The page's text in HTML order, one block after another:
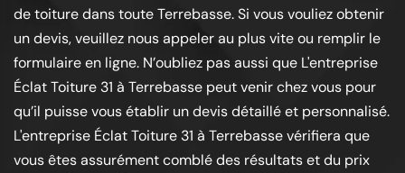
de toiture dans toute Terrebasse. Si vous vouliez obtenir
un devis, veuillez nous appeler au plus vite ou remplir le
formulaire en ligne. N’oubliez pas aussi que L'entreprise
Éclat Toiture 31 à Terrebasse peut venir chez vous pour
qu’il puisse vous établir un devis détaillé et personnalisé.
L'entreprise Éclat Toiture 31 à Terrebasse vérifiera que
vous êtes assurément comblé des résultats et du prix